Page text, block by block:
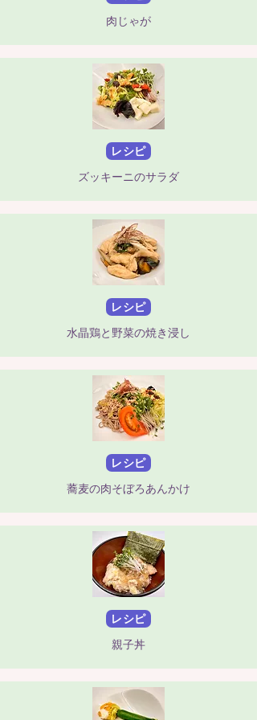
肉じゃが
レシピ
ズッキーニのサラダ
レシピ
水晶鶏と野菜の焼き浸し
レシピ
蕎麦の肉そぼろあんかけ
レシピ
親子丼